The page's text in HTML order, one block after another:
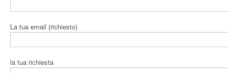
La tua email (richiesto)
la tua richiesta